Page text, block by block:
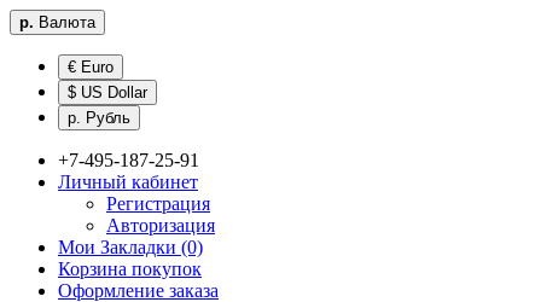
р. Валюта
€ Euro
$ US Dollar
р. Рубль
+7-495-187-25-91
Личный кабинет
Регистрация
Авторизация
Мои Закладки (0)
Корзина покупок
Оформление заказа